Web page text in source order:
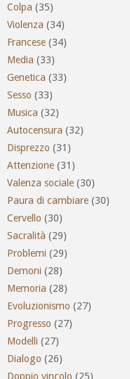
Colpa (35)
Violenza (34)
Francese (34)
Media (33)
Genetica (33)
Sesso (33)
Musica (32)
Autocensura (32)
Disprezzo (31)
Attenzione (31)
Valenza sociale (30)
Paura di cambiare (30)
Cervello (30)
Sacralità (29)
Problemi (29)
Demoni (28)
Memoria (28)
Evoluzionismo (27)
Progresso (27)
Modelli (27)
Dialogo (26)
Doppio vincolo (25)